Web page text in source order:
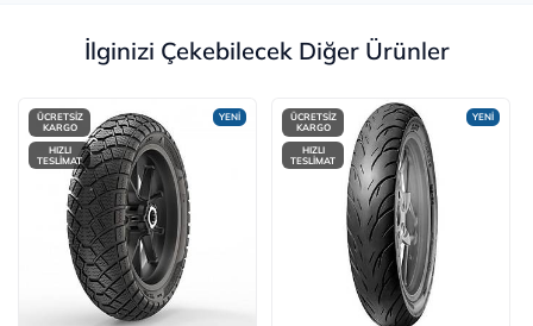
İlginizi Çekebilecek Diğer Ürünler
YENİ
ÜCRETSİZ
KARGO
HIZLI
TESLİMAT
YENİ
ÜCRETSİZ
KARGO
HIZLI
TESLİMAT